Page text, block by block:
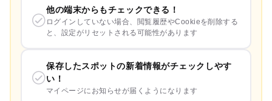
他の端末からもチェックできる！
ログインしていない場合、閲覧履歴やCookieを削除する
と、設定がリセットされる可能性があります
保存したスポットの新着情報がチェックしやす
い！
マイページにお知らせが届くようになります